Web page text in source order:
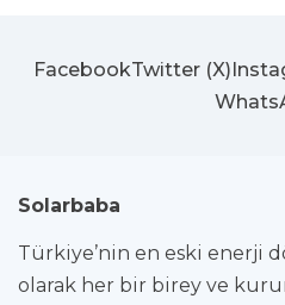
FacebookTwitter (X)
Solarbaba
Türkiye’nin en eski enerji
olarak her bir birey ve